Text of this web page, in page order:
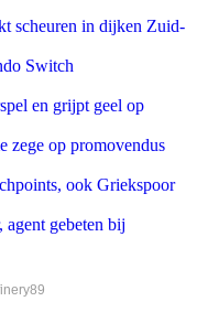
scheuren in dijken Zuid-
Switch
en grijpt geel op
zege op promovendus
ook Griekspoor
gebeten bij